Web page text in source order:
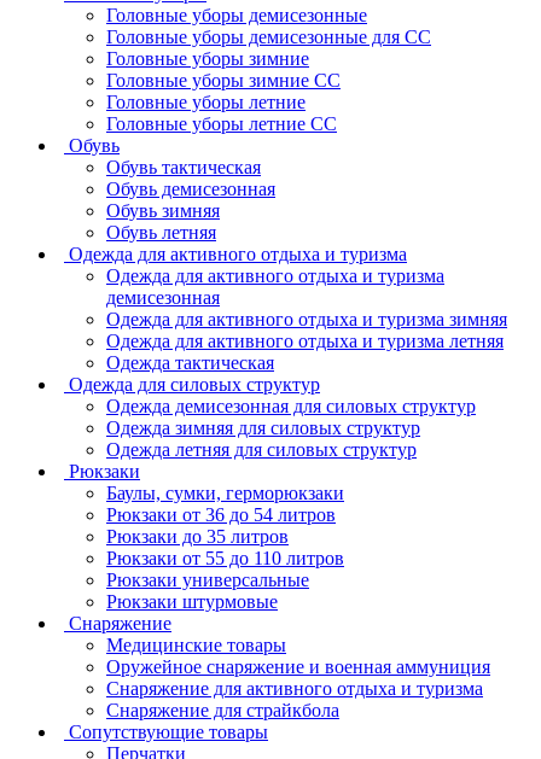
Головные уборы демисезонные
Головные уборы демисезонные для СС
Головные уборы зимние
Головные уборы зимние СС
Головные уборы летние
Головные уборы летние СС
Обувь
Обувь тактическая
Обувь демисезонная
Обувь зимняя
Обувь летняя
Одежда для активного отдыха и туризма
Одежда для активного отдыха и туризма
демисезонная
Одежда для активного отдыха и туризма зимняя
Одежда для активного отдыха и туризма летняя
Одежда тактическая
Одежда для силовых структур
Одежда демисезонная для силовых структур
Одежда зимняя для силовых структур
Одежда летняя для силовых структур
Рюкзаки
Баулы, сумки, герморюкзаки
Рюкзаки от 36 до 54 литров
Рюкзаки до 35 литров
Рюкзаки от 55 до 110 литров
Рюкзаки универсальные
Рюкзаки штурмовые
Снаряжение
Медицинские товары
Оружейное снаряжение и военная аммуниция
Снаряжение для активного отдыха и туризма
Снаряжение для страйкбола
Сопутствующие товары
Перчатки